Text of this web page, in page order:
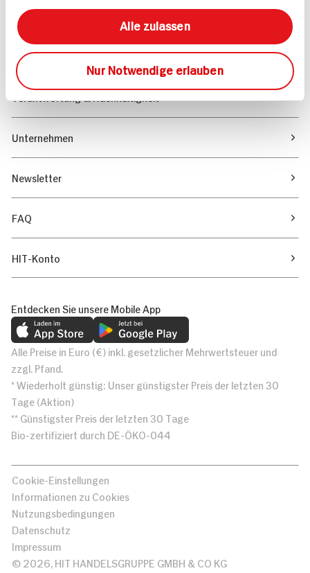
Alle zulassen
Nur Notwendige erlauben
Marktfinder
Unser Magazin
Unternehmen
Newsletter
FAQ
HIT-Konto
Entdecken Sie unsere Mobile App
Alle Preise in Euro (€) inkl. gesetzlicher Mehrwertsteuer und
zzgl. Pfand.
* Wiederholt günstig: Unser günstigster Preis der letzten 30
Tage (Aktion)
** Günstigster Preis der letzten 30 Tage
Bio-zertifiziert durch DE-ÖKO-044
Cookie-Einstellungen
Informationen zu Cookies
Nutzungsbedingungen
Datenschutz
Impressum
© 2026, HIT HANDELSGRUPPE GMBH & CO KG